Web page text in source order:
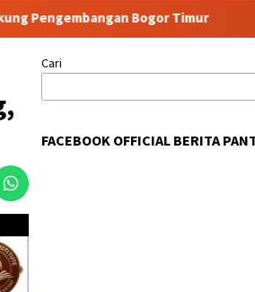
Tabrak Aturan & Tantang Satpol
Cari
FACEBOOK OFFICIAL BERITA